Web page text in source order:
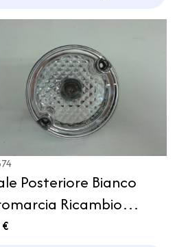
Posteriore Bianco
Ricambio
Arca CI PLA Trigano